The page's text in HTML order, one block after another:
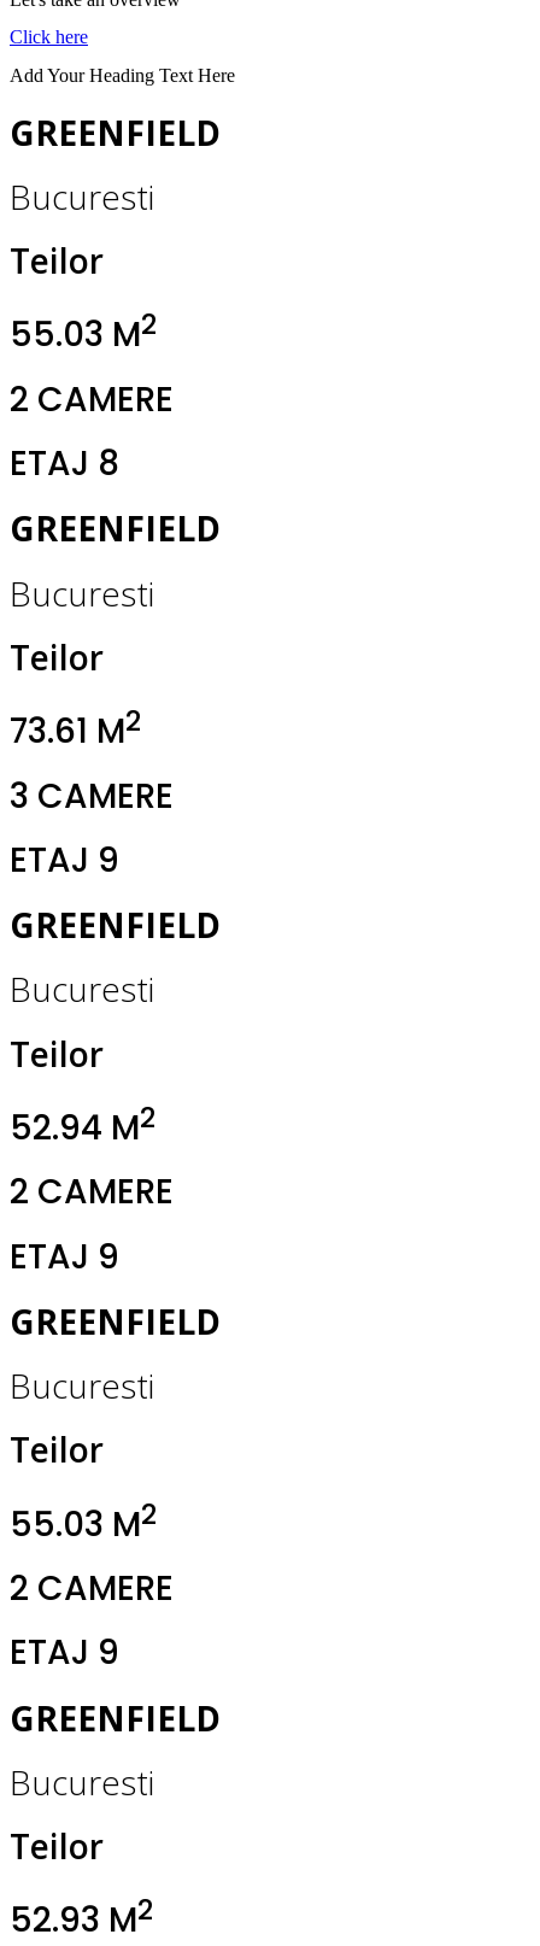
Click here
Add Your Heading Text Here
GREENFIELD
Bucuresti
Teilor
55.03 M2
2 CAMERE
ETAJ 8
GREENFIELD
Bucuresti
Teilor
73.61 M2
3 CAMERE
ETAJ 9
GREENFIELD
Bucuresti
Teilor
52.94 M2
2 CAMERE
ETAJ 9
GREENFIELD
Bucuresti
Teilor
55.03 M2
2 CAMERE
ETAJ 9
GREENFIELD
Bucuresti
Teilor
52.93 M2